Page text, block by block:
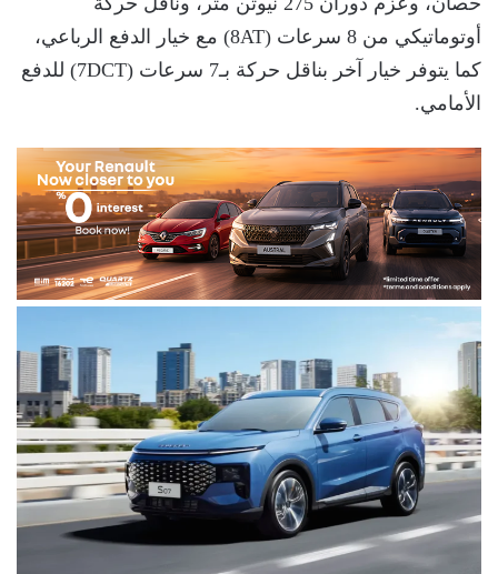
أوتوماتيكي من 8 سرعات (8AT) مع خيار الدفع الرباعي،
كما يتوفر خيار آخر بناقل حركة بـ7 سرعات (7DCT) للدفع
الأمامي.